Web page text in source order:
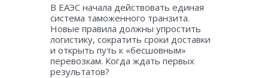
В ЕАЭС начала действовать единая
система таможенного транзита.
Новые правила должны упростить
логистику, сократить сроки доставки
и открыть путь к «бесшовным»
перевозкам. Когда ждать первых
результатов?